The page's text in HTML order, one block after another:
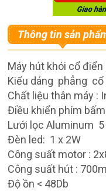
Thông tin sản
Máy hút khói cổ điển
Kiểu dáng phẳng cổ
Chất liệu thân máy :
Điều khiển phím
Lưới lọc Aluminum 5
Đèn led: 1 x 2W
Công suất motor :
Công suất hút :
Độ ồn < 48Db